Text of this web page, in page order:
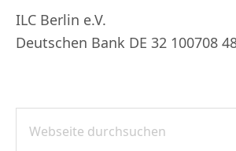
ILC Berlin e.V.
Deutschen Bank DE 32 100708
SEITENSPALTE
durchsuchen